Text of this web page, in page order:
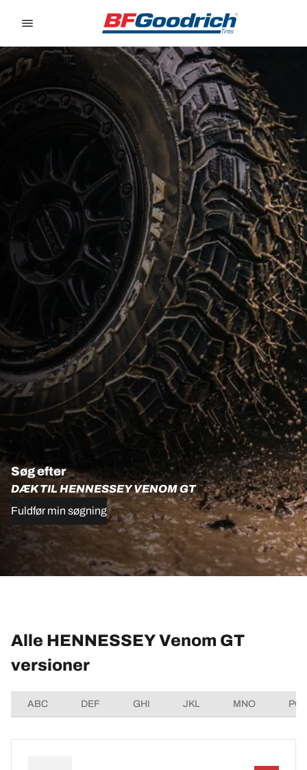
Søg efter
DÆK TIL HENNESSEY VENOM GT
Fuldfør min søgning
Alle HENNESSEY Venom GT
versioner
ABC DEF GHI JKL MNO